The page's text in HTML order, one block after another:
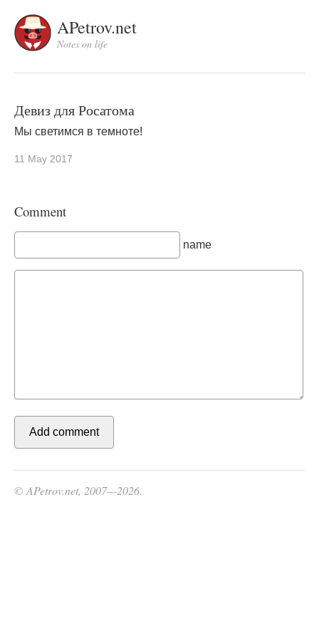
APetrov.net
Notes on life
Девиз для Росатома
Мы светимся в темноте!
11 May 2017
Comment
name
© APetrov.net, 2007—2026.